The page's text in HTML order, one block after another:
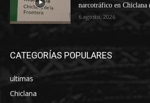
narcotráfico en Chiclana
6 agosto, 2026
CATEGORÍAS POPULARES
ultimas
Chiclana